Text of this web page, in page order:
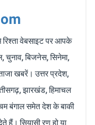
वेबसाइट पर आपके
चुनाव, बिजनेस, सिनेमा,
खबरें। उत्तर प्रदेश,
झारखंड, हिमाचल
बंगाल समेत देश के बाकी
हैं। सियासी रण हो या